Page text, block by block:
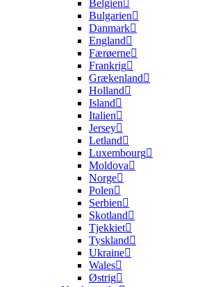
Belgien
Bulgarien
Danmark
England
Færøerne
Frankrig
Grækenland
Holland
Island
Italien
Jersey
Letland
Luxembourg
Moldova
Norge
Polen
Serbien
Skotland
Tjekkiet
Tyskland
Ukraine
Wales
Østrig